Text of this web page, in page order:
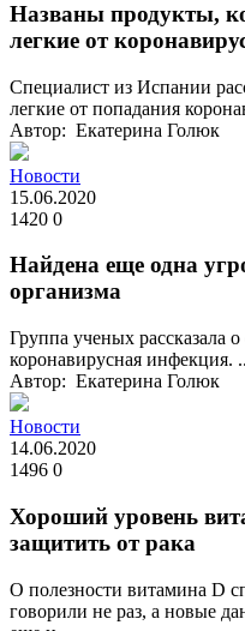
Названы продукты,
легкие от
Специалист из Испании
легкие от попадания
Автор: Екатерина Голюк
Новости
15.06.2020
1420 0
Найдена еще одна
организма
Группа ученых рассказала
коронавирусная инфекция.
Автор: Екатерина Голюк
Новости
14.06.2020
1496 0
Хороший уровень
защитить от рака
О полезности витамина D
говорили не раз, а новые